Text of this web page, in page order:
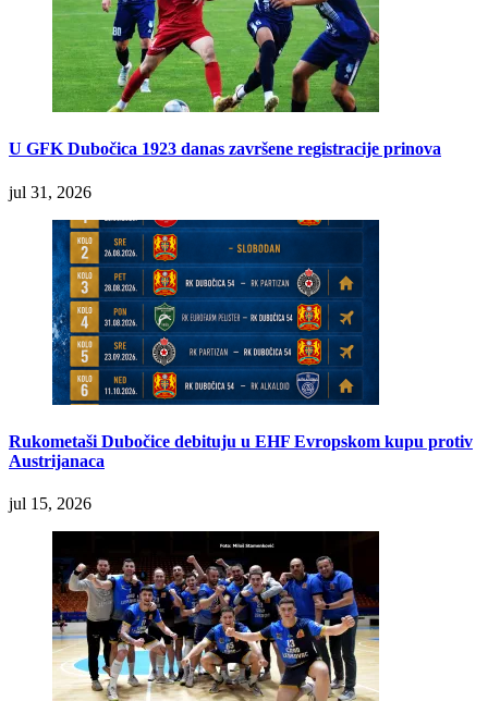
U GFK Dubočica 1923 danas završene registracije prinova
jul 31, 2026
Rukometaši Dubočice debituju u EHF Evropskom kupu protiv
Austrijanaca
jul 15, 2026